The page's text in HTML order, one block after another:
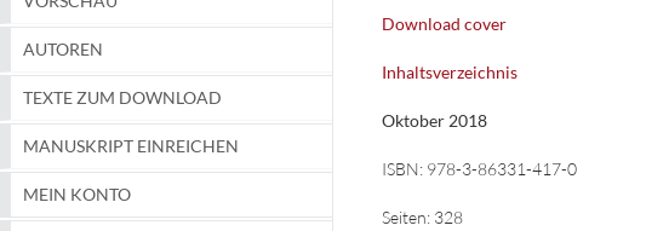
AUTOREN
TEXTE ZUM DOWNLOAD
MANUSKRIPT EINREICHEN
MEIN KONTO
Download cover
Inhaltsverzeichnis
Oktober 2018
ISBN: 978-3-86331-417-0
Seiten: 328